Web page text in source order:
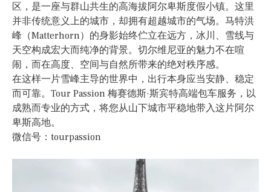
区，是一座与群山共生的高海拔阿尔卑斯度假小镇。这里
并非传统意义上的城市，却拥有超越城市的气场。马特洪
峰（Matterhorn）的身影始终伫立在远方，冰川、雪线与
天空构成宏大而纯净的背景。切尔维尼亚的魅力不在喧
闹，而在高度、空间与自然所带来的绝对秩序感。
在这样一片雪峰主导的世界中，出行本身应当安静、稳定
而可靠。Tour Passion 梅赛德斯·斯宾特高端包车服务，以
成熟而专业的方式，将您从山下城市平稳地带入这片阿尔
卑斯高地。
微信号：tourpassion